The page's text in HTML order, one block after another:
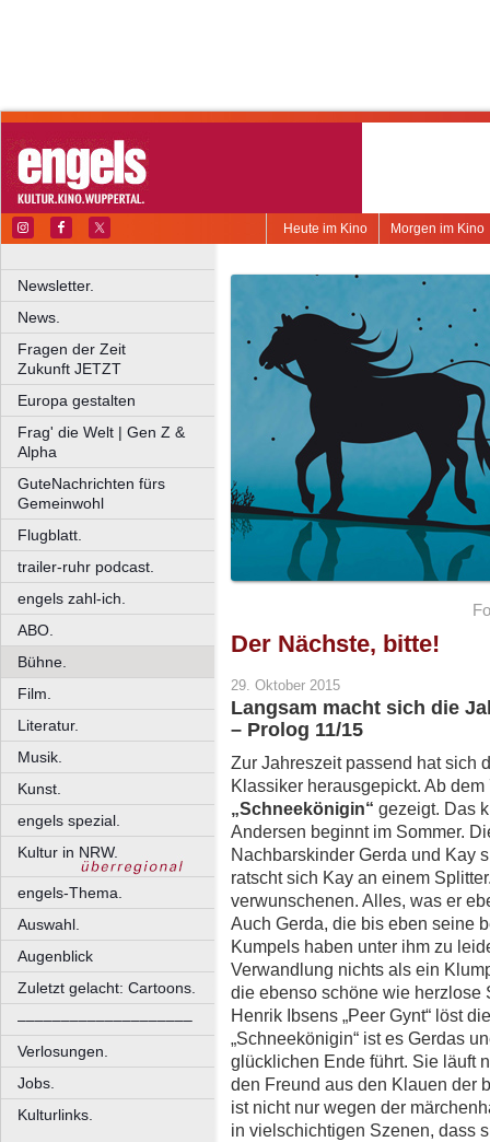
Morgen im Kino
Heute im Kino
Newsletter.
News.
Fragen der Zeit
Zukunft JETZT
Europa gestalten
Frag' die Welt | Gen Z &
Alpha
GuteNachrichten fürs
Gemeinwohl
Flugblatt.
trailer-ruhr podcast.
engels zahl-ich.
ABO.
Bühne.
Film.
Literatur.
Musik.
Kunst.
engels spezial.
Kultur in NRW.
engels-Thema.
Auswahl.
Augenblick
Zuletzt gelacht: Cartoons.
––––––––––––––––––––
Verlosungen.
Jobs.
Kulturlinks.
Der Nächste, bitte!
29. Oktober 2015
Langsam macht sich die
– Prolog 11/15
Zur Jahreszeit passend hat sich
Klassiker herausgepickt. Ab
„Schneekönigin“ gezeigt. Das
Andersen beginnt im Sommer.
Nachbarskinder Gerda und Kay
ratscht sich Kay an einem
verwunschenen. Alles, was er
Auch Gerda, die bis eben seine
Kumpels haben unter ihm zu
Verwandlung nichts als ein
die ebenso schöne wie herzlose
Henrik Ibsens „Peer Gynt“ löst
„Schneekönigin“ ist es Gerdas
glücklichen Ende führt. Sie läuft
den Freund aus den Klauen der
ist nicht nur wegen der
in vielschichtigen Szenen, dass